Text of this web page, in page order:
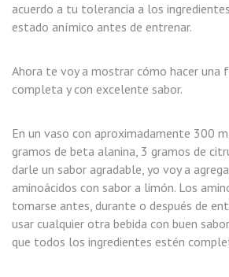
acuerdo a tu tolerancia a los
estado anímico antes de entrenar.
Ahora te voy a mostrar cómo hacer una
completa y con excelente sabor.
En un vaso con aproximadamente 300
gramos de beta alanina, 3 gramos de
darle un sabor agradable, yo voy a
aminoácidos con sabor a limón. Los
tomarse antes, durante o después de
usar cualquier otra bebida con buen
que todos los ingredientes estén